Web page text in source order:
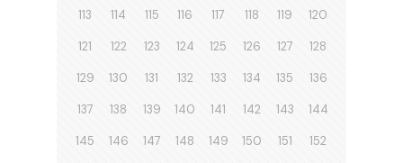
113 114 115 116 117 118 119 120
121 122 123 124 125 126 127 128
129 130 131 132 133 134 135 136
137 138 139 140 141 142 143 144
145 146 147 148 149 150 151 152